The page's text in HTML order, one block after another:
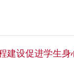
建设促进学生